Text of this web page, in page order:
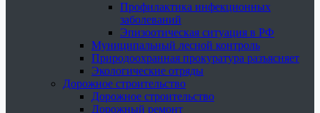
Профилактика инфекционных
заболеваний
Эпизоотическая ситуация в РФ
Муниципальный лесной контроль
Природоохранная прокуратура разъясняет
Экологические отряды
Дорожное строительство
Дорожное строительство
Дорожный ремонт